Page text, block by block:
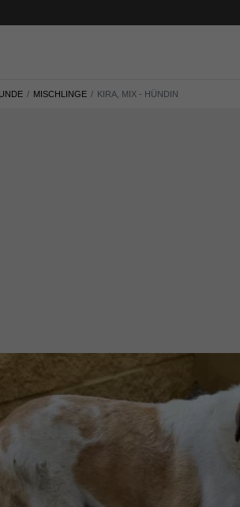
MISCHLINGE KIRA, MIX - HÜNDIN